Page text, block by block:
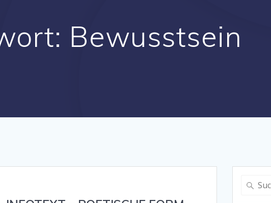
Bewusstsein
Suche